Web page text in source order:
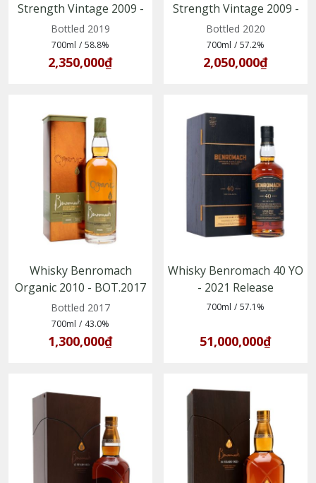
Strength Vintage 2009 -
Batch 1
Bottled 2019
700ml / 58.8%
2,350,000₫
Strength Vintage 2009 -
Batch 4
Bottled 2020
700ml / 57.2%
2,050,000₫
Whisky Benromach
Organic 2010 - BOT.2017
Bottled 2017
700ml / 43.0%
1,300,000₫
Whisky Benromach 40 YO
- 2021 Release
700ml / 57.1%
51,000,000₫